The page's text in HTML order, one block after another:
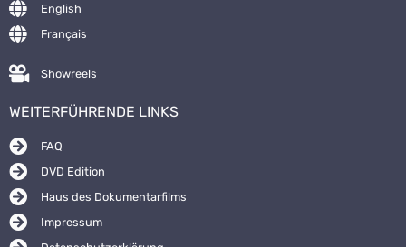
English
Français
Showreels
WEITERFÜHRENDE LINKS
FAQ
DVD Edition
Haus des Dokumentarfilms
Impressum